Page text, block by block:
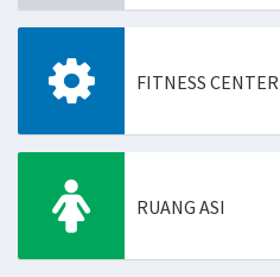
FITNESS CENTER
RUANG ASI